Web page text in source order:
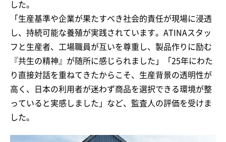
した。
「生産基準や企業が果たすべき社会的責任が現場に浸透
し、持続可能な養殖が実践されています。ATINAスタッ
フと生産者、工場職員が互いを尊重し、製品作りに励む
『共生の精神』が随所に感じられました」「25年にわた
り直接対話を重ねてきたからこそ、生産背景の透明性が
高く、日本の利用者が迷わず商品を選択できる環境が整
っていると実感しました」など、監査人の評価を受けま
した。